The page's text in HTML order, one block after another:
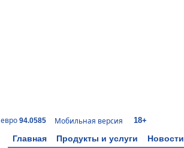
94.0585 Мобильная версия 18+
Главная Продукты и услуги Новости